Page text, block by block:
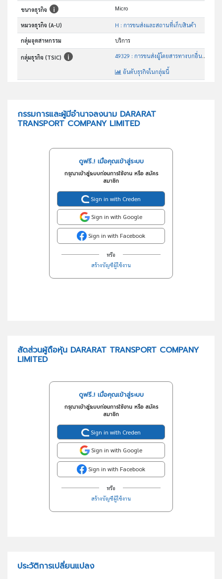
ขนาดธุรกิจ Micro
หมวดธุรกิจ (A-U) H : การขนส่งและสถานที่เก็บสินค้า
กลุ่มอุตสาหกรรม บริการ
กลุ่มธุรกิจ (TSIC) 49329 : การขนส่งผู้โดยสารทางบกอื่นๆซึ่งมิได้จัดประเภทไว้ในที่อื่น
อันดับธุรกิจในกลุ่มนี้
กรรมการและผู้มีอำนาจลงนาม DARARAT
TRANSPORT COMPANY LIMITED
ดูฟรี..! เมื่อคุณเข้าสู่ระบบ
กรุณาเข้าสู่ระบบก่อนการใช้งาน หรือ สมัคร
สมาชิก
Sign in with Creden
Sign in with Google
Sign in with Facebook
หรือ
สร้างบัญชีผู้ใช้งาน
สัดส่วนผู้ถือหุ้น DARARAT TRANSPORT COMPANY
LIMITED
ดูฟรี..! เมื่อคุณเข้าสู่ระบบ
กรุณาเข้าสู่ระบบก่อนการใช้งาน หรือ สมัคร
สมาชิก
Sign in with Creden
Sign in with Google
Sign in with Facebook
หรือ
สร้างบัญชีผู้ใช้งาน
ประวัติการเปลี่ยนแปลง